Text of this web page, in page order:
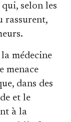
selon les
rassurent,
médecine
menace
dans des
et le
à la